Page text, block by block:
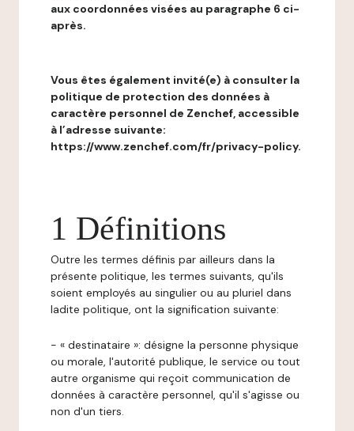
aux coordonnées visées au paragraphe 6 ci-
après.
Vous êtes également invité(e) à consulter la
politique de protection des données à
caractère personnel de Zenchef, accessible
à l’adresse suivante:
https://www.zenchef.com/fr/privacy-policy.
1 Définitions
Outre les termes définis par ailleurs dans la
présente politique, les termes suivants, qu'ils
soient employés au singulier ou au pluriel dans
ladite politique, ont la signification suivante:
- « destinataire »: désigne la personne physique
ou morale, l'autorité publique, le service ou tout
autre organisme qui reçoit communication de
données à caractère personnel, qu'il s'agisse ou
non d'un tiers.